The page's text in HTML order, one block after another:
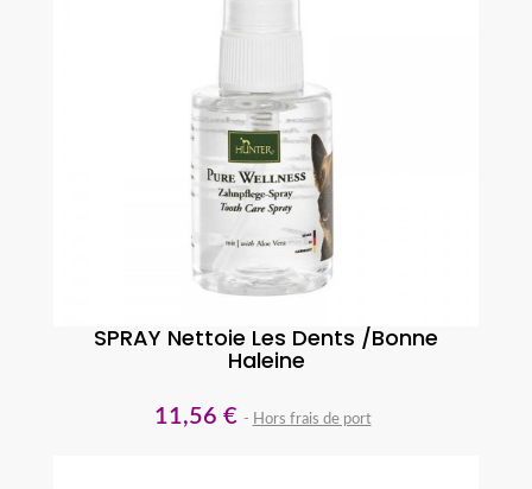
SPRAY Nettoie Les Dents /bonne
Haleine
11,56 € Hors frais de port